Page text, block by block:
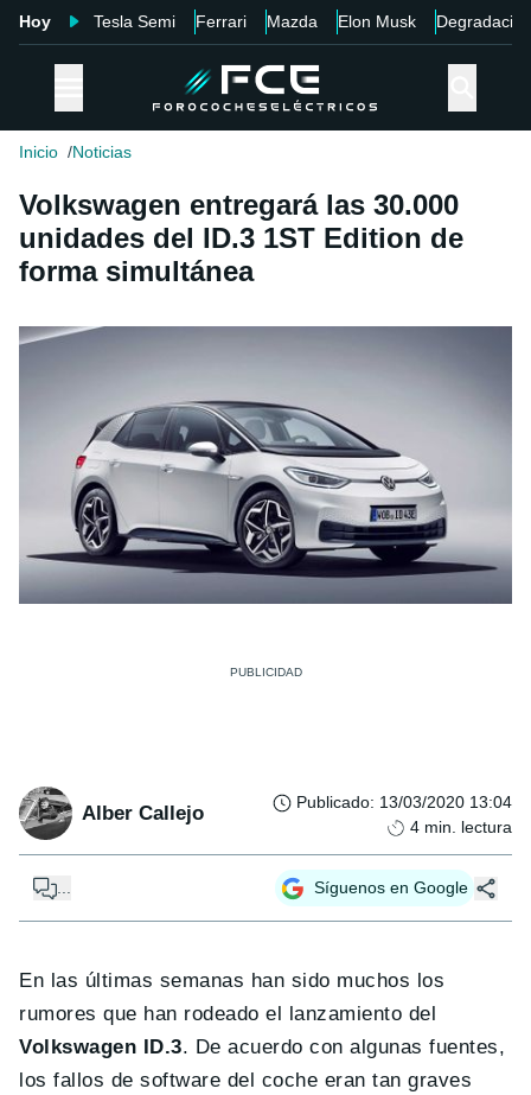
Hoy Tesla Semi Ferrari Mazda Elon Musk Degradación
Inicio Noticias
Volkswagen entregará las 30.000
unidades del ID.3 1ST Edition de
forma simultánea
Alber Callejo Publicado: 13/03/2020 13:04
4 min. lectura
... Síguenos en Google
En las últimas semanas han sido muchos los
rumores que han rodeado el lanzamiento del
Volkswagen ID.3. De acuerdo con algunas fuentes,
los fallos de software del coche eran tan graves